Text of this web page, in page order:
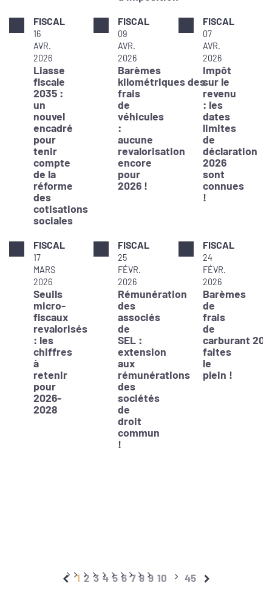
FISCAL
16
AVR.
2026
Liasse
fiscale
2035 :
un
nouvel
encadré
pour
tenir
compte
de la
réforme
des
cotisations
sociales
FISCAL
09
AVR.
2026
Barèmes
kilométriques des
frais
de
véhicules
:
aucune
revalorisation
encore
pour
2026 !
FISCAL
07
AVR.
2026
Impôt
sur le
revenu
: les
dates
limites
de
déclaration
2026
sont
connues
!
FISCAL
17
MARS
2026
Seuils
micro-
fiscaux
revalorisés
: les
chiffres
à
retenir
pour
2026-
2028
FISCAL
25
FÉVR.
2026
Rémunération
des
associés
de
SEL :
extension
aux
rémunérations
des
sociétés
de
droit
commun
!
FISCAL
24
FÉVR.
2026
Barèmes
de
frais
de
carburant
faites
le
plein !
1 2 3 4 5 6 7 8 9 10 45